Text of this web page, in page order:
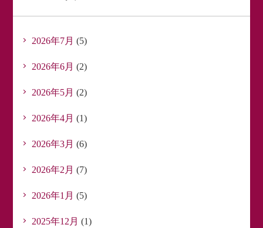
2026年7月 (5)
2026年6月 (2)
2026年5月 (2)
2026年4月 (1)
2026年3月 (6)
2026年2月 (7)
2026年1月 (5)
2025年12月 (1)